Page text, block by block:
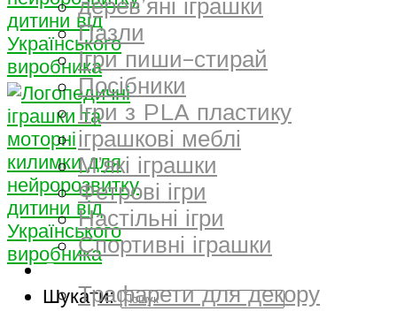
Шукати:
дерев’яні іграшки
Пазли
Ігри пиши-стирай
Посібники
Ігри з PLA пластику
іграшкові меблі
М’які іграшки
Фетрові ігри
Настільні ігри
Спортивні іграшки
Декор
Трафарети для декору